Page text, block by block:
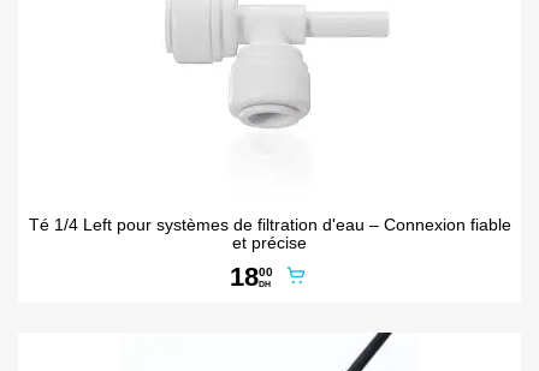
Té 1/4 Left pour systèmes de filtration d'eau – Connexion fiable
et précise
1800
DH